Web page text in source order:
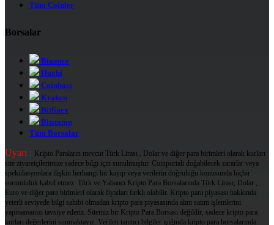
Tüm Coinler
Borsalar
Binance
Huobi
Coinbase
Kraken
Bitfinex
Bitstamp
Tüm Borsalar
Uyarı : Kripto Paraların mevcut Türk Lirası , Dolar ve diğer para birimleri olarak kurları
site ziyaretçilerimize sadece bilgi için sunulmuştur. Coinportali doğabilecek zararlar veya
spekülasyonlara ilişkin herhangi bir kayıp veya verilerin doğruluğu konusunda hiçbir
sorumluluk kabul etmez. Türk ve Yabancı Kripto Para Borsalarında Türk Lirası, Dolar ,
Euro ve diğer para birimleri olarak fiyatları farklı olabilir. Kripto para piyasası hakkında
yeterli seviyede bilgi sahibi olmadan kripto para piyasasında alım satım işlemlerini
yapmamanızı tavsiye ederiz. Sitemiz bir Kripto Para Borsası değildir, sadece kripto para
kurları değerlerini sunmaktayız. Verilen tanıtıcı bilgiler ışığında kripto para borsalarında